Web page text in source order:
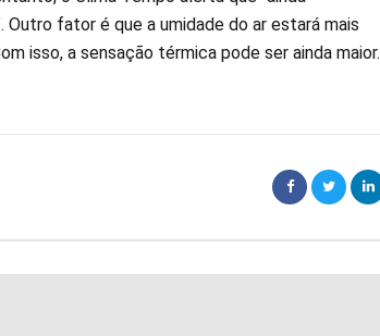
fator é que a umidade do ar estará mais
isso, a sensação térmica pode ser ainda maior.